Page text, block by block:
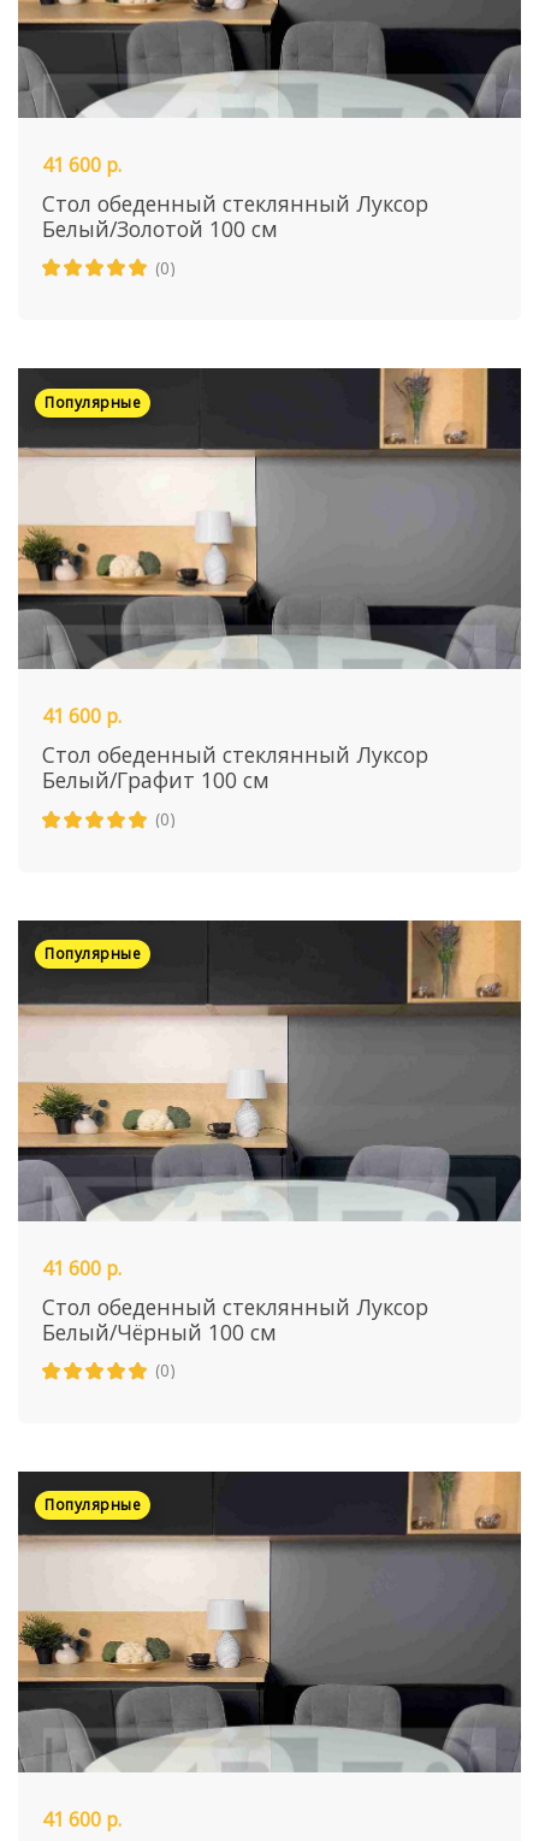
41 600 р.
Стол обеденный стеклянный Луксор
Белый/Золотой 100 см
(0)
Популярные
41 600 р.
Стол обеденный стеклянный Луксор
Белый/Графит 100 см
(0)
Популярные
41 600 р.
Стол обеденный стеклянный Луксор
Белый/Чёрный 100 см
(0)
Популярные
41 600 р.